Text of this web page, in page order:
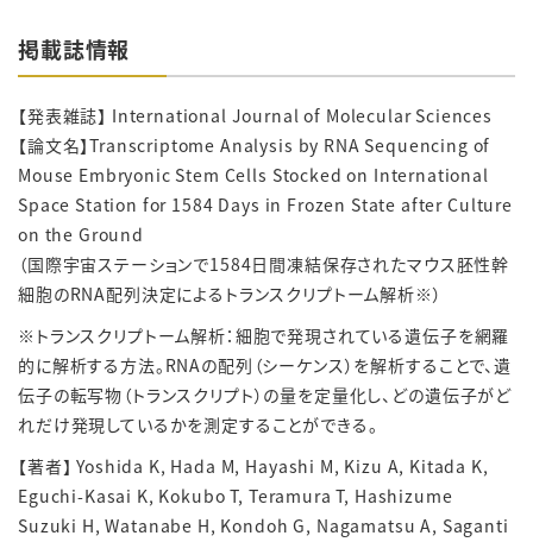
掲載誌情報
【発表雑誌】 International Journal of Molecular Sciences
【論文名】Transcriptome Analysis by RNA Sequencing of
Mouse Embryonic Stem Cells Stocked on International
Space Station for 1584 Days in Frozen State after Culture
on the Ground
（国際宇宙ステーションで1584日間凍結保存されたマウス胚性幹
細胞のRNA配列決定によるトランスクリプトーム解析※）
※トランスクリプトーム解析：細胞で発現されている遺伝子を網羅
的に解析する方法。RNAの配列（シーケンス）を解析することで、遺
伝子の転写物（トランスクリプト）の量を定量化し、どの遺伝子がど
れだけ発現しているかを測定することができる。
【著者】 Yoshida K, Hada M, Hayashi M, Kizu A, Kitada K,
Eguchi-Kasai K, Kokubo T, Teramura T, Hashizume
Suzuki H, Watanabe H, Kondoh G, Nagamatsu A, Saganti